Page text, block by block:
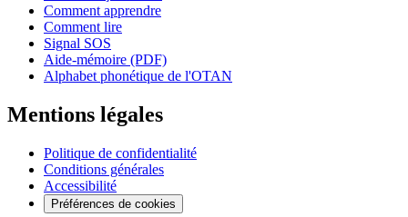
Comment apprendre
Comment lire
Signal SOS
Aide-mémoire (PDF)
Alphabet phonétique de l'OTAN
Mentions légales
Politique de confidentialité
Conditions générales
Accessibilité
Préférences de cookies